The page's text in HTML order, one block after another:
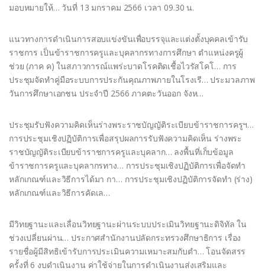
มอบหมายให้… วันที่ 13 มกราคม 2566 เวลา 09.30 น.
แนวทางการดำเนินการสอบแข่งขันเพื่อบรรจุและแต่งตั้งบุคคลเข้ารับ
ราชการ เป็นข้าราชการครูและบุคลากรทางการศึกษา ตำแหน่งครูผู้
ช่วย (ภาค ค) ในสภาวการณ์แพร่ะบาดโรคติดเชื้อไวรัสโคโ… การ
ประชุมจัดทำคู่มือระบบการประกันคุณภาพภายในโรงเรี… ประมวลภาพ
วันการศึกษาเอกชน ประจำปี 2566 ภาคตะวันออก จังห…
ประชุมรับฟังความคิดเห็นร่างพระราชบัญญัติระเบียบข้าราชการครูฯ…
การประชุมเชิงปฏิบัติการเพื่อสรุปผลการรับฟังความคิดเห็น ร่างพระ
ราชบัญญัติระเบียบข้าราชการครูและบุคลาก… ลงพื้นที่เก็บข้อมูล
ข้าราชการครูและบุคลากรทาง… การประชุมเชิงปฏิบัติการเพื่อจัดทำ
หลักเกณฑ์และวิธีการได้มา กา… การประชุมเชิงปฏิบัติการจัดทำ (ร่าง)
หลักเกณฑ์และวิธีการคัดเล…
มีวิทยฐานะและเลื่อนวิทยฐานะผ่านระบบประเมินวิทยฐานะดิจิทัล ใน
ช่วงเปลี่ยนผ่าน… ประกาศสำนักงานปลัดกระทรวงศึกษาธิการ เรื่อง
รายชื่อผู้มีสิทธิเข้ารับการประเมินความเหมาะสมกับตำ… โอนจัดสรร
ครั้งที่ 6 งบดำเนินงาน ค่าใช้จ่ายในการดำเนินงานส่งเสริมและ